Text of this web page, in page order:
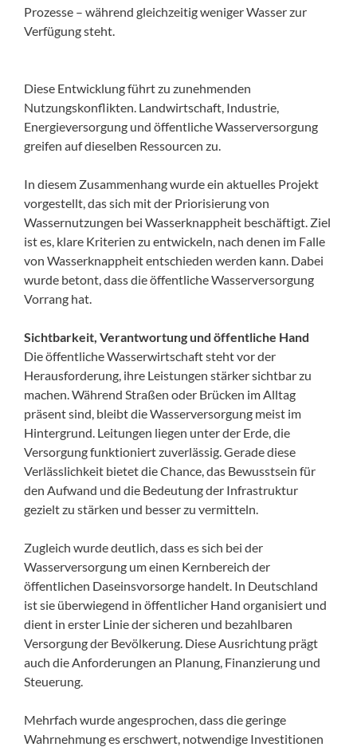
Prozesse – während gleichzeitig weniger Wasser zur
Verfügung steht.
Diese Entwicklung führt zu zunehmenden
Nutzungskonflikten. Landwirtschaft, Industrie,
Energieversorgung und öffentliche Wasserversorgung
greifen auf dieselben Ressourcen zu.
In diesem Zusammenhang wurde ein aktuelles Projekt
vorgestellt, das sich mit der Priorisierung von
Wassernutzungen bei Wasserknappheit beschäftigt. Ziel
ist es, klare Kriterien zu entwickeln, nach denen im Falle
von Wasserknappheit entschieden werden kann. Dabei
wurde betont, dass die öffentliche Wasserversorgung
Vorrang hat.
Sichtbarkeit, Verantwortung und öffentliche Hand
Die öffentliche Wasserwirtschaft steht vor der
Herausforderung, ihre Leistungen stärker sichtbar zu
machen. Während Straßen oder Brücken im Alltag
präsent sind, bleibt die Wasserversorgung meist im
Hintergrund. Leitungen liegen unter der Erde, die
Versorgung funktioniert zuverlässig. Gerade diese
Verlässlichkeit bietet die Chance, das Bewusstsein für
den Aufwand und die Bedeutung der Infrastruktur
gezielt zu stärken und besser zu vermitteln.
Zugleich wurde deutlich, dass es sich bei der
Wasserversorgung um einen Kernbereich der
öffentlichen Daseinsvorsorge handelt. In Deutschland
ist sie überwiegend in öffentlicher Hand organisiert und
dient in erster Linie der sicheren und bezahlbaren
Versorgung der Bevölkerung. Diese Ausrichtung prägt
auch die Anforderungen an Planung, Finanzierung und
Steuerung.
Mehrfach wurde angesprochen, dass die geringe
Wahrnehmung es erschwert, notwendige Investitionen